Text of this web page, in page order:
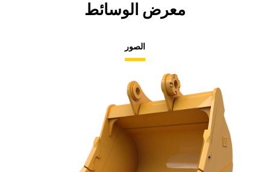
معرض الوسائط
الصور